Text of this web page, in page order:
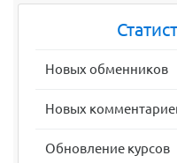
Новых обменников
Новых
Обновление курсов